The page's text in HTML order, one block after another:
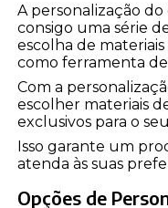
A personalização
consigo uma série
escolha de
como ferramenta
Com a
escolher materiais
exclusivos para o
Isso garante um
atenda às suas
Opções de